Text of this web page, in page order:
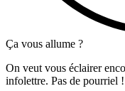
Ça vous allume ?
On veut vous éclairer
infolettre. Pas de pourriel